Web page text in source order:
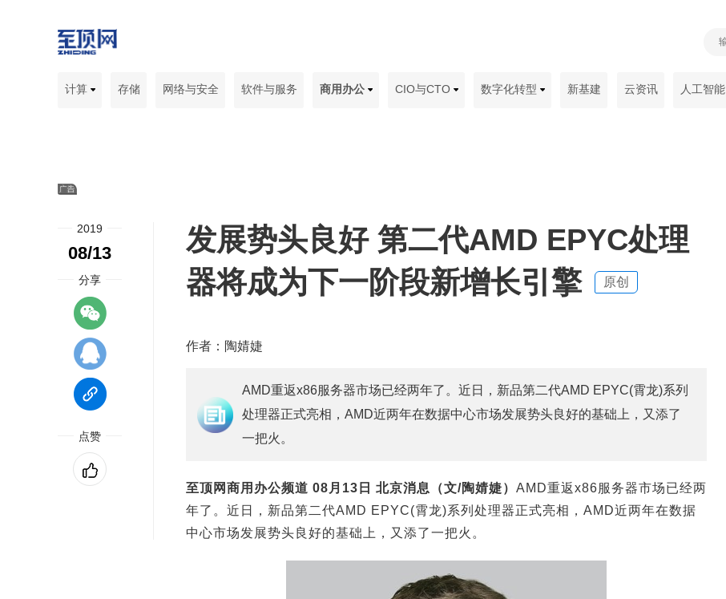
计算 存储 网络与安全 软件与服务 商用办公 CIO与CTO 数字化转型 新基建 云资讯 人工智能
发展势头良好 第二代AMD EPYC处理
器将成为下一阶段新增长引擎
原创
作者：陶婧婕
AMD重返x86服务器市场已经两年了。近日，新品第二代AMD EPYC(霄龙)系列
处理器正式亮相，AMD近两年在数据中心市场发展势头良好的基础上，又添了
一把火。
至顶网商用办公频道 08月13日 北京消息（文/陶婧婕） AMD重返x86服务器市场已经两
年了。近日，新品第二代AMD EPYC(霄龙)系列处理器正式亮相，AMD近两年在数据
中心市场发展势头良好的基础上，又添了一把火。
2019
08/13
分享
点赞